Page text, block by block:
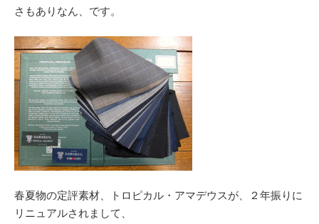
さもありなん、です。
春夏物の定評素材、トロピカル・アマデウスが、２年振りに
リニュアルされまして、